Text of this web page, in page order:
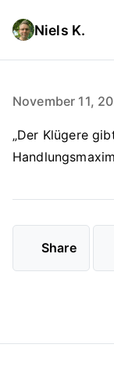
Niels K.
November 11,
„Der Klügere
Share